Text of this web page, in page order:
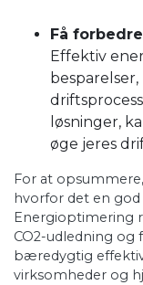
Få
Effektiv
løsninger,
øge jeres
For at
hvorfor det en
Energioptimering
CO2-udledning og
bæredygtig
virksomheder og